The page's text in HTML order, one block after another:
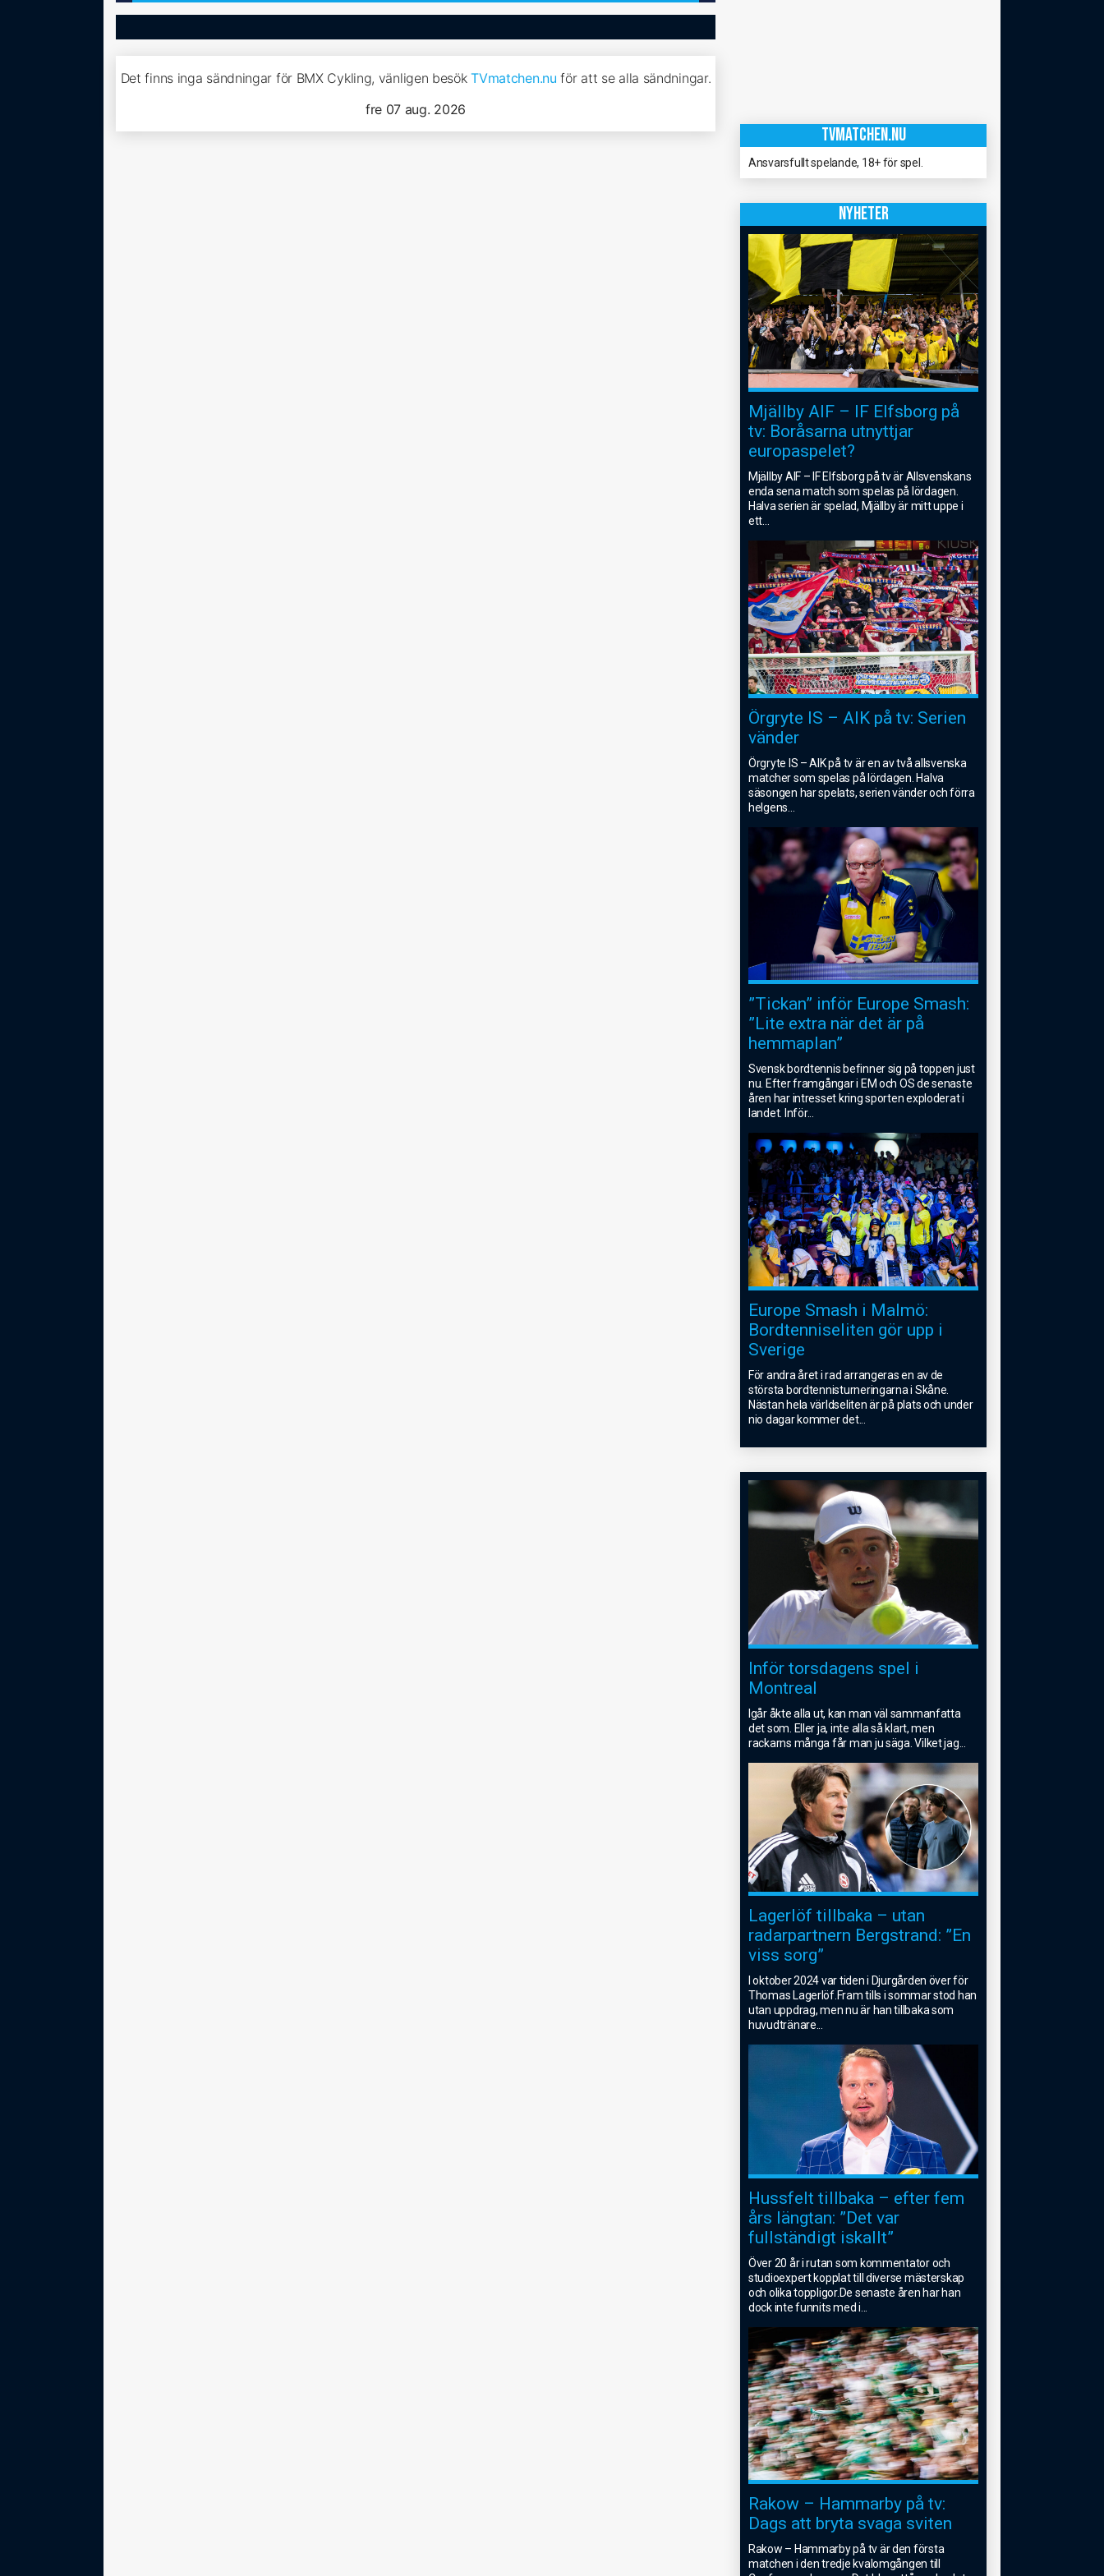
Det finns inga sändningar för BMX Cykling, vänligen besökTVmatchen.nu för att se alla sändningar.
fre 07 aug. 2026
TVMATCHEN.NU
Ansvarsfullt spelande, 18+ för spel.
NYHETER
Mjällby AIF – IF Elfsborg på
tv: Boråsarna utnyttjar
europaspelet?
Mjällby AIF – IF Elfsborg på tv är Allsvenskans
enda sena match som spelas på lördagen.
Halva serien är spelad, Mjällby är mitt uppe i
ett
Örgryte IS – AIK på tv: Serien
vänder
Örgryte IS – AIK på tv är en av två allsvenska
matcher som spelas på lördagen. Halva
säsongen har spelats, serien vänder och förra
helgens
”Tickan” inför Europe Smash:
”Lite extra när det är på
hemmaplan”
Svensk bordtennis befinner sig på toppen just
nu. Efter framgångar i EM och OS de senaste
åren har intresset kring sporten exploderat i
landet. Inför...
Europe Smash i Malmö:
Bordtenniseliten gör upp i
Sverige
För andra året i rad arrangeras en av de
största bordtennisturneringarna i Skåne.
Nästan hela världseliten är på plats och under
nio dagar kommer det...
Inför torsdagens spel i
Montreal
Igår åkte alla ut, kan man väl sammanfatta
det som. Eller ja, inte alla så klart, men
rackarns många får man ju säga. Vilket jag
Lagerlöf tillbaka – utan
radarpartnern Bergstrand: ”En
viss sorg”
I oktober 2024 var tiden i Djurgården över för
Thomas Lagerlöf.Fram tills i sommar stod han
utan uppdrag, men nu är han tillbaka som
huvudtränare
Hussfelt tillbaka – efter fem
års längtan: ”Det var
fullständigt iskallt”
Över 20 år i rutan som kommentator och
studioexpert kopplat till diverse mästerskap
och olika toppligor.De senaste åren har han
dock inte funnits med i
Rakow – Hammarby på tv:
Dags att bryta svaga sviten
Rakow – Hammarby på tv är den första
matchen i den tredje kvalomgången till